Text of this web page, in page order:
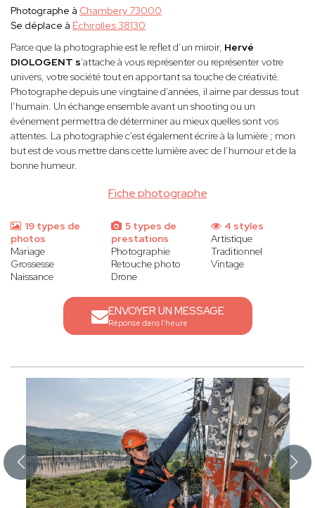
Fiche photographe
Photographe à Chambery 73000
Se déplace à Échirolles 38130
Parce que la photographie est le reflet d’un miroir, Hervé
DIOLOGENT s’attache à vous représenter ou représenter votre
univers, votre société tout en apportant sa touche de créativité.
Photographe depuis une vingtaine d’années, il aime par dessus tout
l’humain. Un échange ensemble avant un shooting ou un
événement permettra de déterminer au mieux quelles sont vos
attentes. La photographie c'est également écrire à la lumière ; mon
but est de vous mettre dans cette lumière avec de l’humour et de la
bonne humeur.
19 types de
photos
Mariage
Grossesse
Naissance
5 types de
prestations
Photographie
Retouche photo
Drone
4 styles
Artistique
Traditionnel
Vintage
ENVOYER UN MESSAGE
Réponse dans l'heure